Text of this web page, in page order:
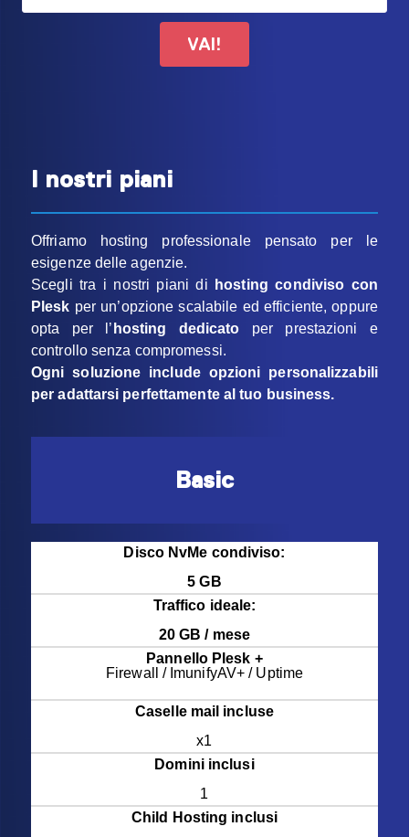
VAI!
I nostri piani
Offriamo hosting professionale pensato per le
esigenze delle agenzie.
Scegli tra i nostri piani di
hosting condiviso con
Plesk per un’opzione scalabile ed efficiente, oppure
opta per l’ hosting dedicato per prestazioni e
controllo senza compromessi.
Ogni soluzione include opzioni personalizzabili
per adattarsi perfettamente al tuo business.
Basic
Disco NvMe condiviso:
5 GB
Traffico ideale:
20 GB / mese
Pannello Plesk +
Firewall / ImunifyAV+ / Uptime
Caselle mail incluse
x1
Domini inclusi
1
Child Hosting inclusi